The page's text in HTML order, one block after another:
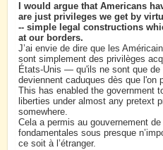
I would argue that Americans
are just privileges we get by
-- simple legal constructions
at our borders.
J’ai envie de dire que les
sont simplement des privilèges
États-Unis — qu'ils ne sont que
deviennent caduques dès que l'on
This has enabled the government
liberties under almost any pretext
somewhere.
Cela a permis au gouvernement
fondamentales sous presque
ce soit à l’étranger.